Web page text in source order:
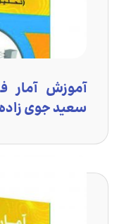
آموزش آمار
سعید جوی